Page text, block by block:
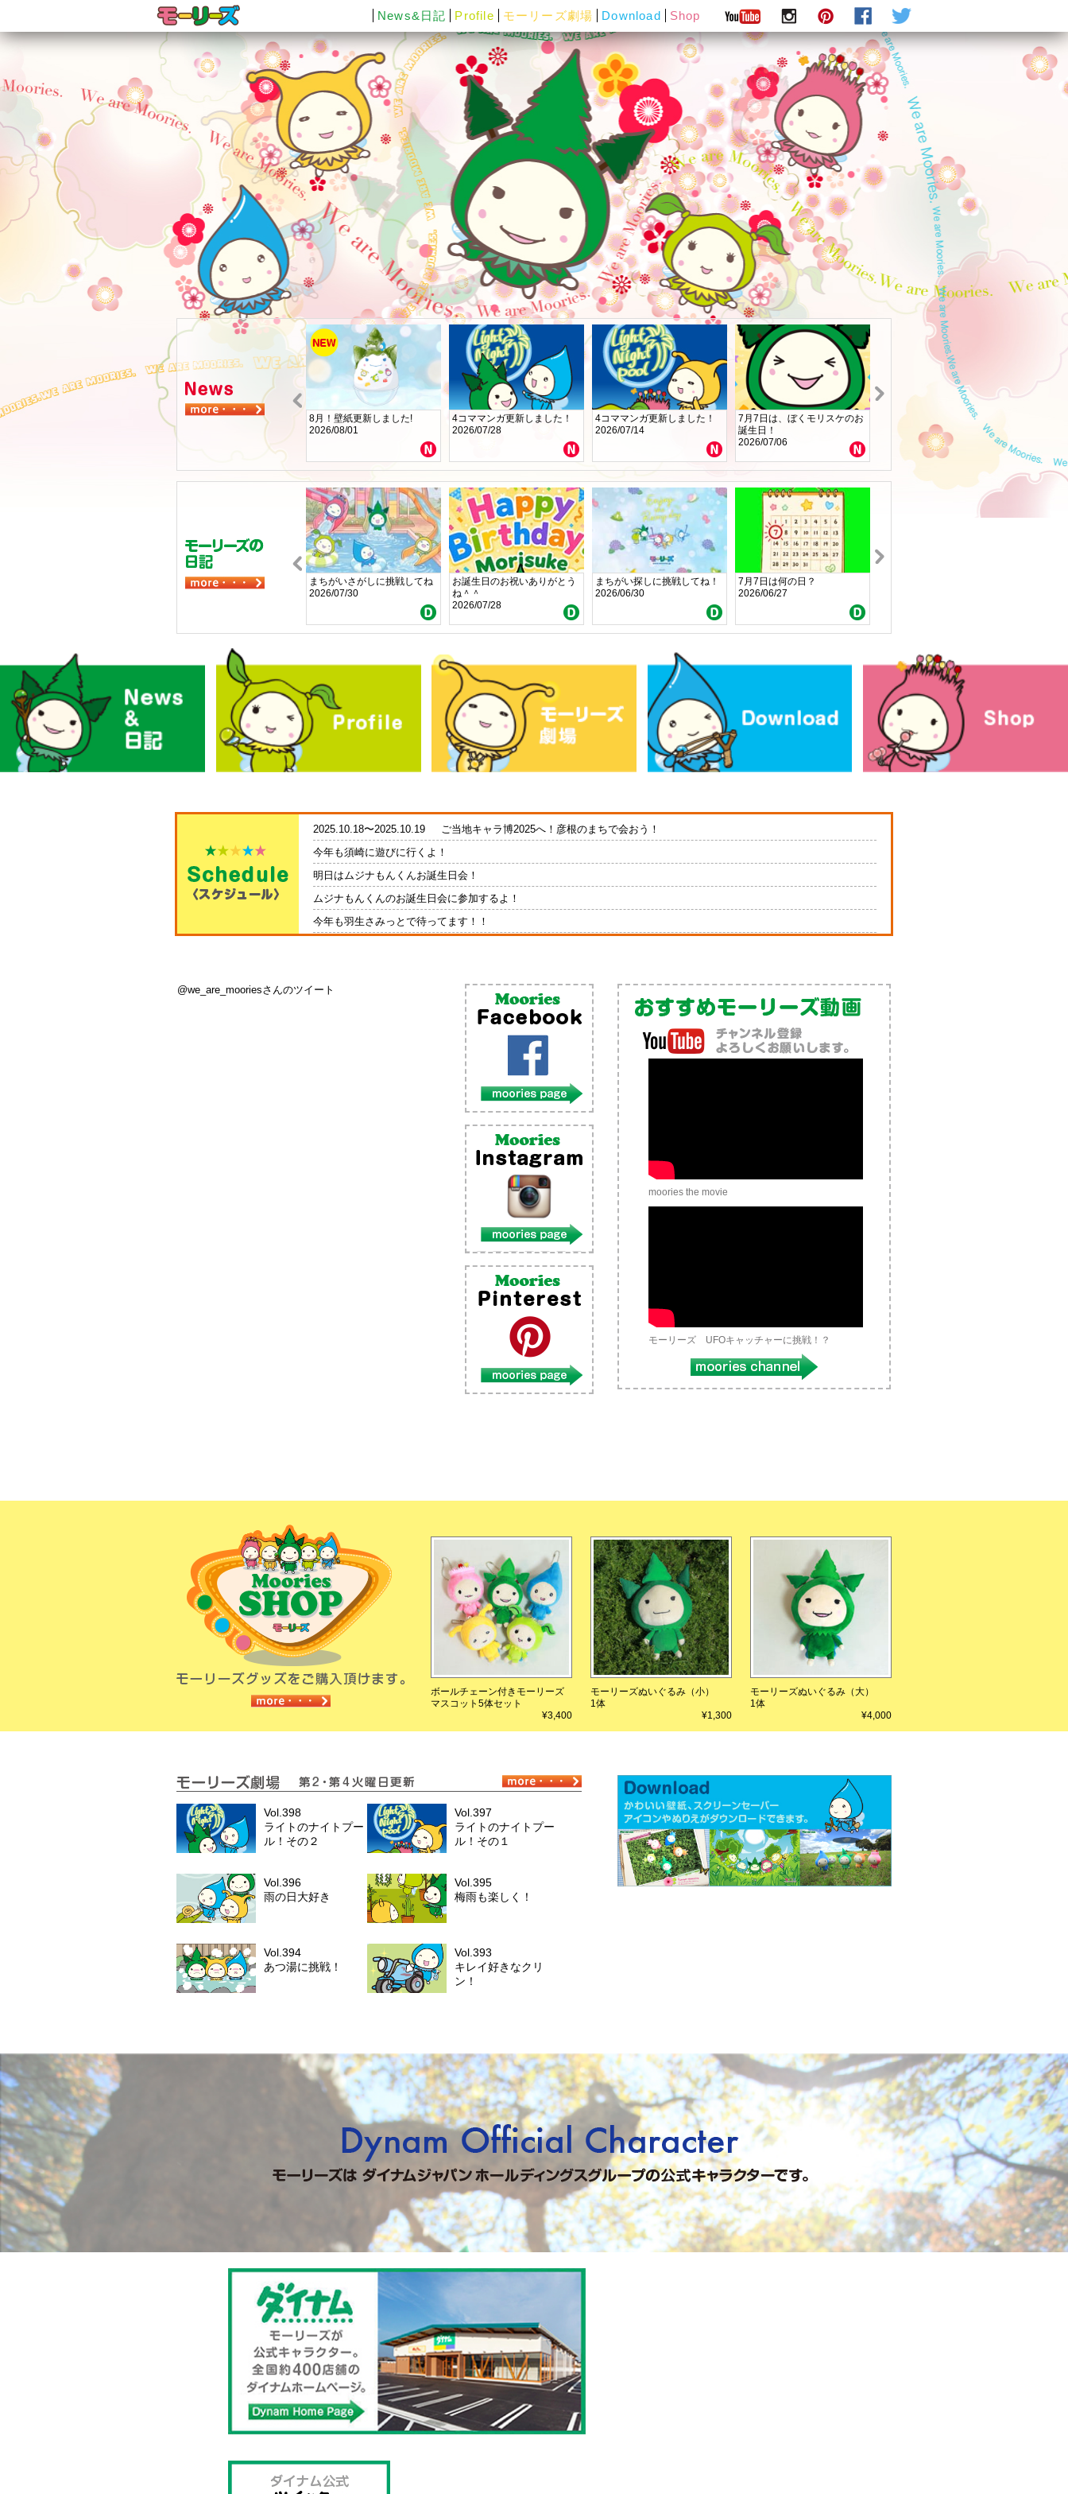
News&日記 Profile モーリーズ劇場 Download Shop
4コママンガ更新しました！
2026/05/26
8月！壁紙更新しました!
2026/08/01
4コママンガ更新しました！
2026/07/28
4コママンガ更新しました！
2026/07/14
7月7日は、ぼくモリスケのお
誕生日！
2026/07/06
7月！壁紙更新しました!
2026/07/01
まちがい探しに挑戦してね
2026/04/27
まちがいさがしに挑戦してね
2026/07/30
お誕生日のお祝いありがとう
ね＾＾
2026/07/28
まちがい探しに挑戦してね！
2026/06/30
7月7日は何の日？
2026/06/27
2025.10.18〜2025.10.19
ご当地キャラ博2025へ！彦根のまちで会おう！
今年も須崎に遊びに行くよ！
明日はムジナもんくんお誕生日会！
ムジナもんくんのお誕生日会に参加するよ！
今年も羽生さみっとで待ってます！！
初生配信だよ！モーリーズ年賀状スペシャル抽選会！［アーカイブ］
モリスケ初！オンラインイベント開催です！
世界キャラクターさみっとin羽生へGO!
moories the movie
モーリーズ UFOキャッチャーに挑戦！？
@we_are_mooriesさんのツイート
ボールチェーン付きモーリーズ
マスコット5体セット
¥3,400
モーリーズぬいぐるみ（小）
1体
¥1,300
モーリーズぬいぐるみ（大）
1体
¥4,000
Vol.398
ライトのナイトプー
ル！その２
Vol.397
ライトのナイトプー
ル！その１
Vol.396
雨の日大好き
Vol.395
梅雨も楽しく！
Vol.394
あつ湯に挑戦！
Vol.393
キレイ好きなクリ
ン！